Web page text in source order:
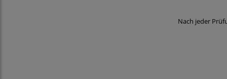
Nach jeder